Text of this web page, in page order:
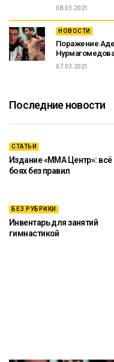
08.03.2021
НОВОСТИ
Поражение
07.03.2021
Последние новости
СТАТЬИ
Издание «ММА Центр»: всё
боях без правил
БЕЗ РУБРИКИ
Инвентарь для занятий
гимнастикой